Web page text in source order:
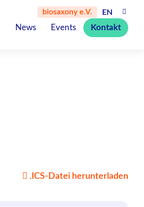
biosaxony e.V. EN
News Events Kontakt
.ICS-Datei herunterladen